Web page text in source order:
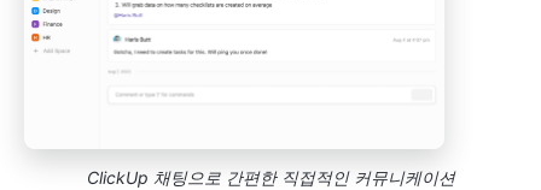
ClickUp 채팅으로 간편한 직접적인 커뮤니케이션